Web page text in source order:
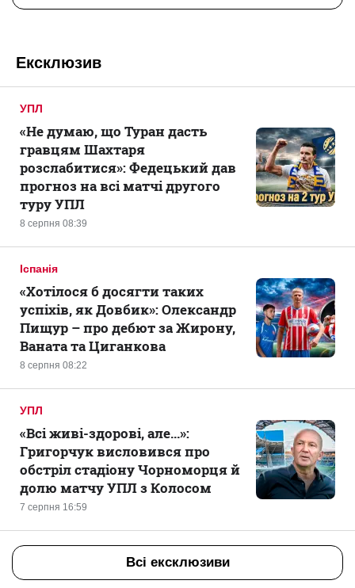
Ексклюзив
УПЛ
8 серпня 08:39
«Не думаю, що Туран дасть
гравцям Шахтаря
розслабитися»: Федецький дав
прогноз на всі матчі другого
туру УПЛ
Іспанія
8 серпня 08:22
«Хотілося б досягти таких
успіхів, як Довбик»: Олександр
Пищур – про дебют за Жирону,
Ваната та Циганкова
УПЛ
7 серпня 16:59
«Всі живі-здорові, але...»:
Григорчук висловився про
обстріл стадіону Чорноморця й
долю матчу УПЛ з Колосом
Всі ексклюзиви